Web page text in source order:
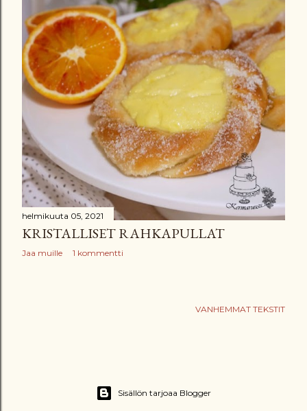
helmikuuta 05, 2021
KRISTALLISET RAHKAPULLAT
Jaa muille 1 kommentti
VANHEMMAT TEKSTIT
Sisällön tarjoaa Blogger